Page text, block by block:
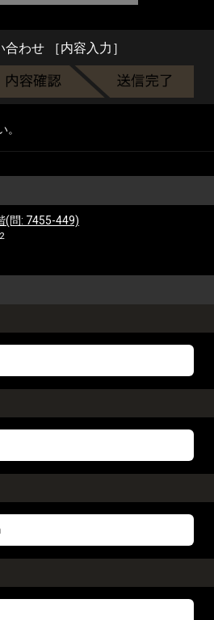
わせ ［内容入力］
。
(問: 7455-449)
2